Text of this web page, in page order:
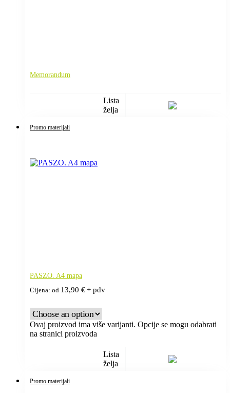
Memorandum
Lista
želja
Promo materijali
PASZO. A4 mapa
Cijena: od 13,90 €+ pdv
Ovaj proizvod ima više varijanti. Opcije se mogu odabrati
na stranici proizvoda
Lista
želja
Promo materijali